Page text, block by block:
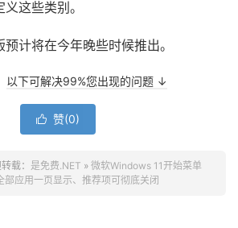
这些类别。
计将在今年晚些时候推出。
以下可解决99%您出现的问题 ↓
 赞(0)
载： 是免费.NET » 微软Windows 11开始菜单
部应用一页显示、推荐项可彻底关闭